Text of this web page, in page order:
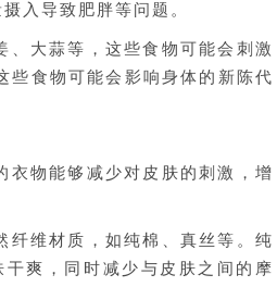
入导致肥胖等问题。
、大蒜等，这些食物可能会刺激
些食物可能会影响身体的新陈代
衣物能够减少对皮肤的刺激，增
纤维材质，如纯棉、真丝等。纯
爽，同时减少与皮肤之间的摩